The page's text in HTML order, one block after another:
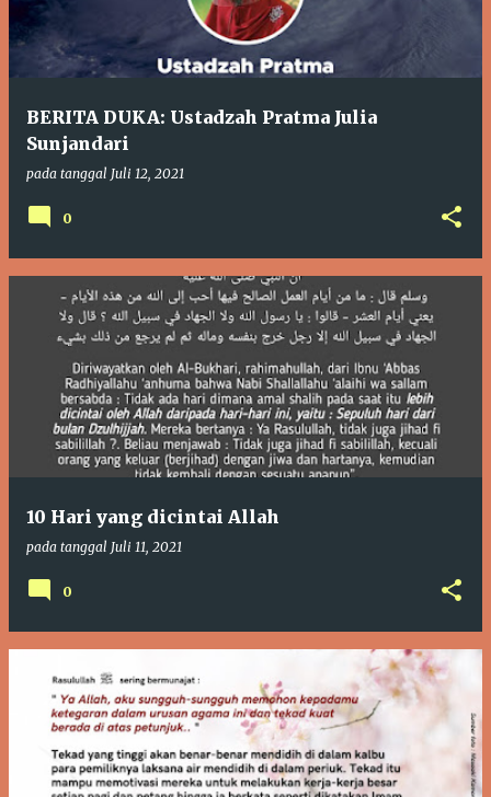
BERITA DUKA: Ustadzah Pratma Julia
Sunjandari
pada tanggal Juli 12, 2021
0
10 Hari yang dicintai Allah
pada tanggal Juli 11, 2021
0